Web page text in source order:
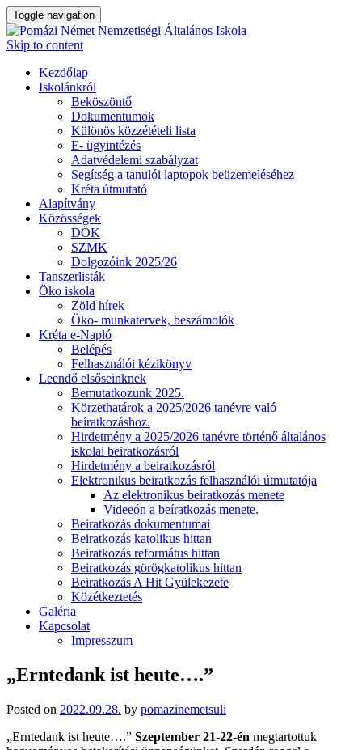
Toggle navigation
Skip to content
Kezdőlap
Iskolánkról
Beköszöntő
Dokumentumok
Különös közzétételi lista
E- ügyintézés
Adatvédelemi szabályzat
Segítség a tanulói laptopok beüzemeléséhez
Kréta útmutató
Alapítvány
Közösségek
DÖK
SZMK
Dolgozóink 2025/26
Tanszerlisták
Öko iskola
Zöld hírek
Öko- munkatervek, beszámolók
Kréta e-Napló
Belépés
Felhasználói kézikönyv
Leendő elsőseinknek
Bemutatkozunk 2025.
Körzethatárok a 2025/2026 tanévre való
beíratkozáshoz.
Hirdetmény a 2025/2026 tanévre történő általános
iskolai beiratkozásról
Hirdetmény a beiratkozásról
Elektronikus beiratkozás felhasználói útmutatója
Az elektronikus beiratkozás menete
Videeón a beíratkozás menete.
Beiratkozás dokumentumai
Beiratkozás katolikus hittan
Beiratkozás református hittan
Beiratkozás görögkatolikus hittan
Beiratkozás A Hit Gyülekezete
Közétkeztetés
Galéria
Kapcsolat
Impresszum
„Erntedank ist heute….”
Posted on 2022.09.28. by pomazinemetsuli
„Erntedank ist heute….” Szeptember 21-22-én megtartottuk